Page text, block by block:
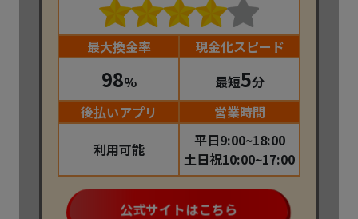
最大換金率 現金化スピード
98% 最短5分
後払いアプリ
営業時間
利用可能
平日9:00~18:00
土日祝10:00~17:00
公式サイトはこちら